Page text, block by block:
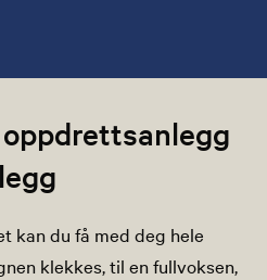
kan du få med deg hele
klekkes, til en fullvoksen,